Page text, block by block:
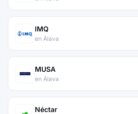
IMQ
en Álava
MUSA
en Álava
Néctar